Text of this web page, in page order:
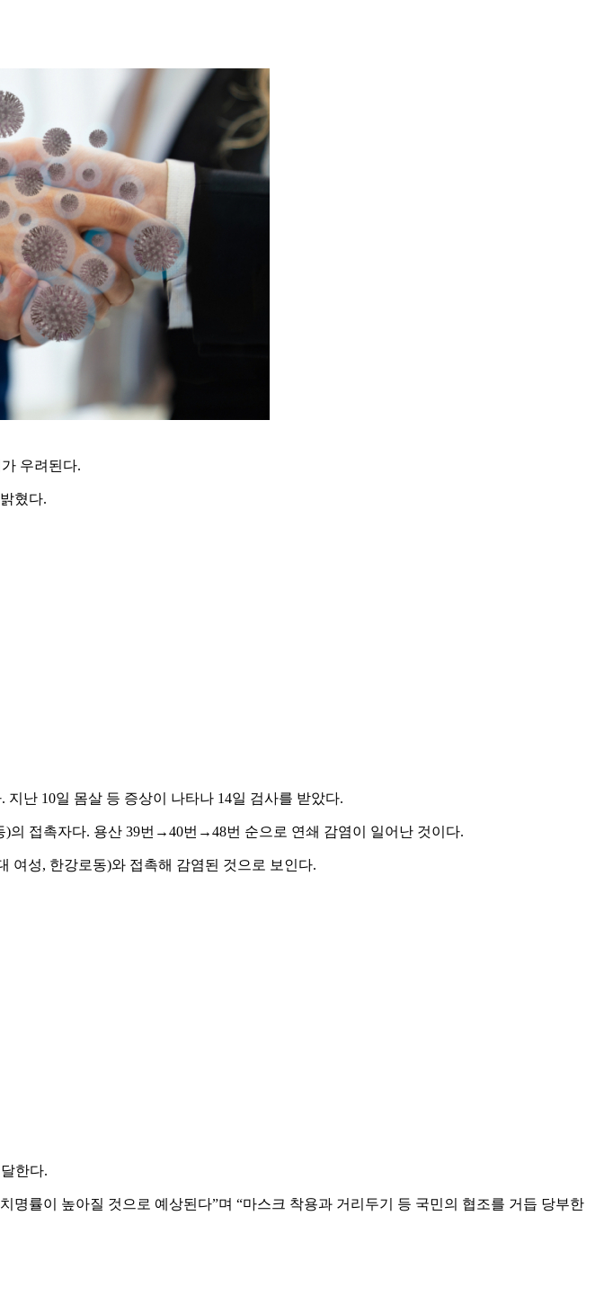
우려된다.
혔다.
난 10일 몸살 등 증상이 나타나 14일 검사를 받았다.
)의 접촉자다. 용산 39번→40번→48번 순으로 연쇄 감염이 일어난 것이다.
여성, 한강로동)와 접촉해 감염된 것으로 보인다.
한다.
률이 높아질 것으로 예상된다”며 “마스크 착용과 거리두기 등 국민의 협조를 거듭 당부한